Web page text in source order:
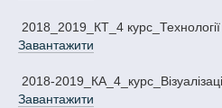
2018_2019_КТ_4
Завантажити
2018-
Завантажити